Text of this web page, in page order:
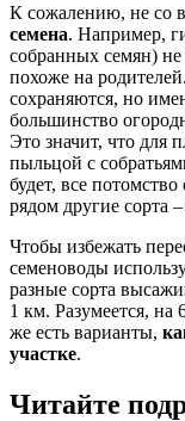
К сожалению, не со
семена. Например,
собранных семян) не
похоже на
сохраняются, но
большинство
Это значит, что для
пыльцой с
будет, все
рядом другие сорта
Чтобы избежать
семеноводы
разные сорта
1 км. Разумеется, на
же есть варианты,
участке.
Читайте